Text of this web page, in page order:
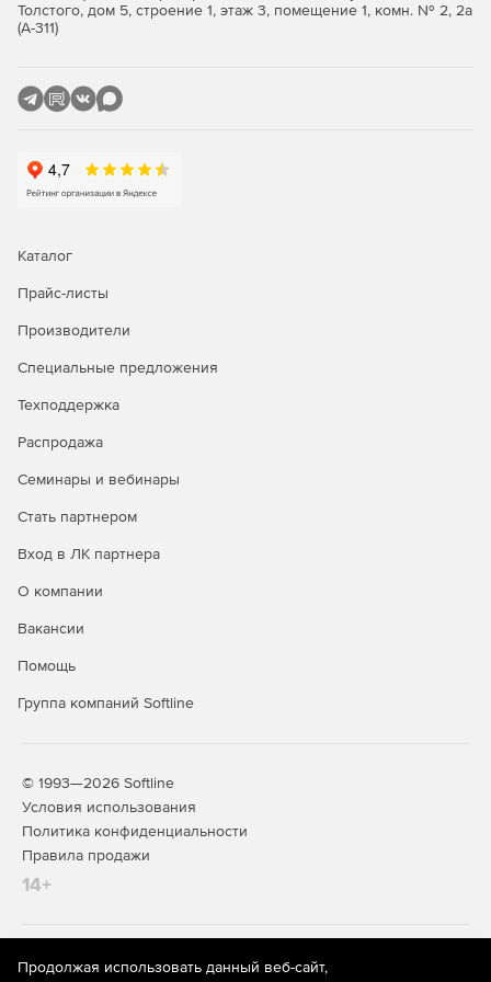
сделке, что существенно помогает ускорить ввод нового
менеджера в работу.
Store по доступной цене.
Толстого, дом 5, строение 1, этаж 3, помещение 1, комн. № 2, 2а
(А-311)
Каталог
Прайс-листы
Производители
Специальные предложения
Техподдержка
Распродажа
Семинары и вебинары
Стать партнером
Вход в ЛК партнера
О компании
Вакансии
Помощь
Группа компаний Softline
© 1993—2026 Softline
Условия использования
Политика конфиденциальности
Правила продажи
14+
На информационном ресурсе store.softline.ru применяются
Продолжая использовать данный веб-сайт,